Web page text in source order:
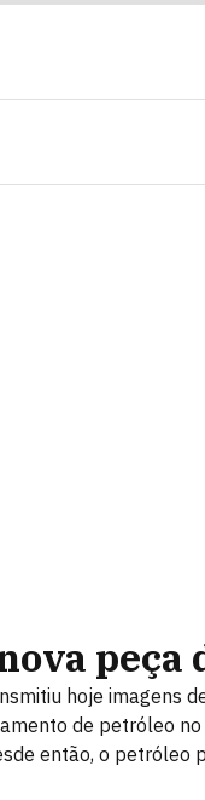
hoje imagens
de petróleo
então, o petróleo